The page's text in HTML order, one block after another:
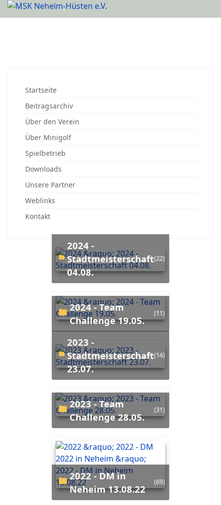
Startseite
Beitragsarchiv
Über den Verein
Über Minigolf
Spielbetrieb
Downloads
Unsere Partner
Weblinks
Kontakt
2024 -
Stadtmeisterschaft
04.08.
(22)
2024 - Team
Challenge 19.05.
(11)
2023 -
Stadtmeisterschaft
23.07.
(14)
2023 - Team
Challenge 28.05.
(31)
2022 - DM in
Neheim 13.08.22
(69)